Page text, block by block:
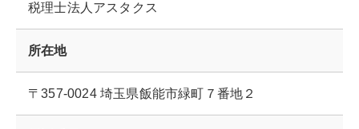
税理士法人アスタクス
所在地
〒357-0024 埼玉県飯能市緑町７番地２